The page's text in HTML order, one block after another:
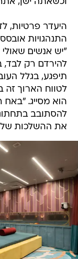
וכשאתה ישן,
היעדר פרטיות,
התנהגויות
"יש אנשים
להירדם רק לבד,
תיפגע, בגלל
לטווח הארוך
הוא מסייג.
להסתובב
את ההשלכות